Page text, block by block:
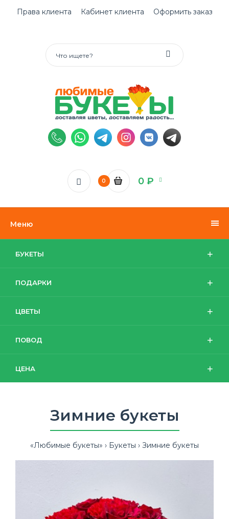
Права клиента Кабинет клиента Оформить заказ
0 0 ₽
Меню
БУКЕТЫ
ПОДАРКИ
ЦВЕТЫ
ПОВОД
ЦЕНА
Зимние букеты
«Любимые букеты» Букеты Зимние букеты